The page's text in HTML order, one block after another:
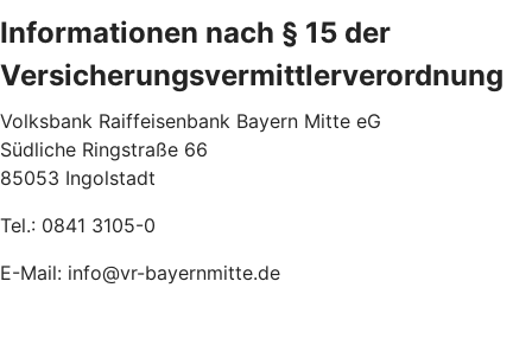
Informationen nach § 15 der
Versicherungsvermittlerverordnung
Volksbank Raiffeisenbank Bayern Mitte eG
Südliche Ringstraße 66
85053 Ingolstadt
Tel.: 0841 3105-0
E-Mail: info@vr-bayernmitte.de